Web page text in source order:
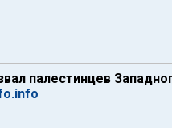
палестинцев